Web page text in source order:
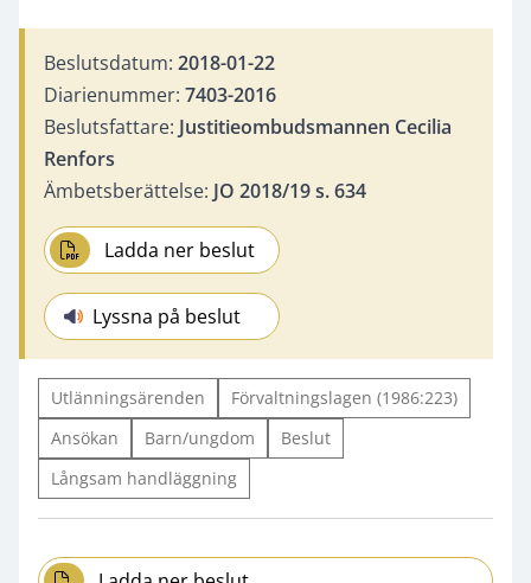
Beslutsdatum: 2018-01-22
Diarienummer: 7403-2016
Beslutsfattare: Justitieombudsmannen Cecilia
Renfors
Ämbetsberättelse: JO 2018/19 s. 634
Ladda ner beslut
Lyssna på beslut
Utlänningsärenden
Förvaltningslagen (1986:223)
Ansökan
Barn/ungdom
Beslut
Långsam handläggning